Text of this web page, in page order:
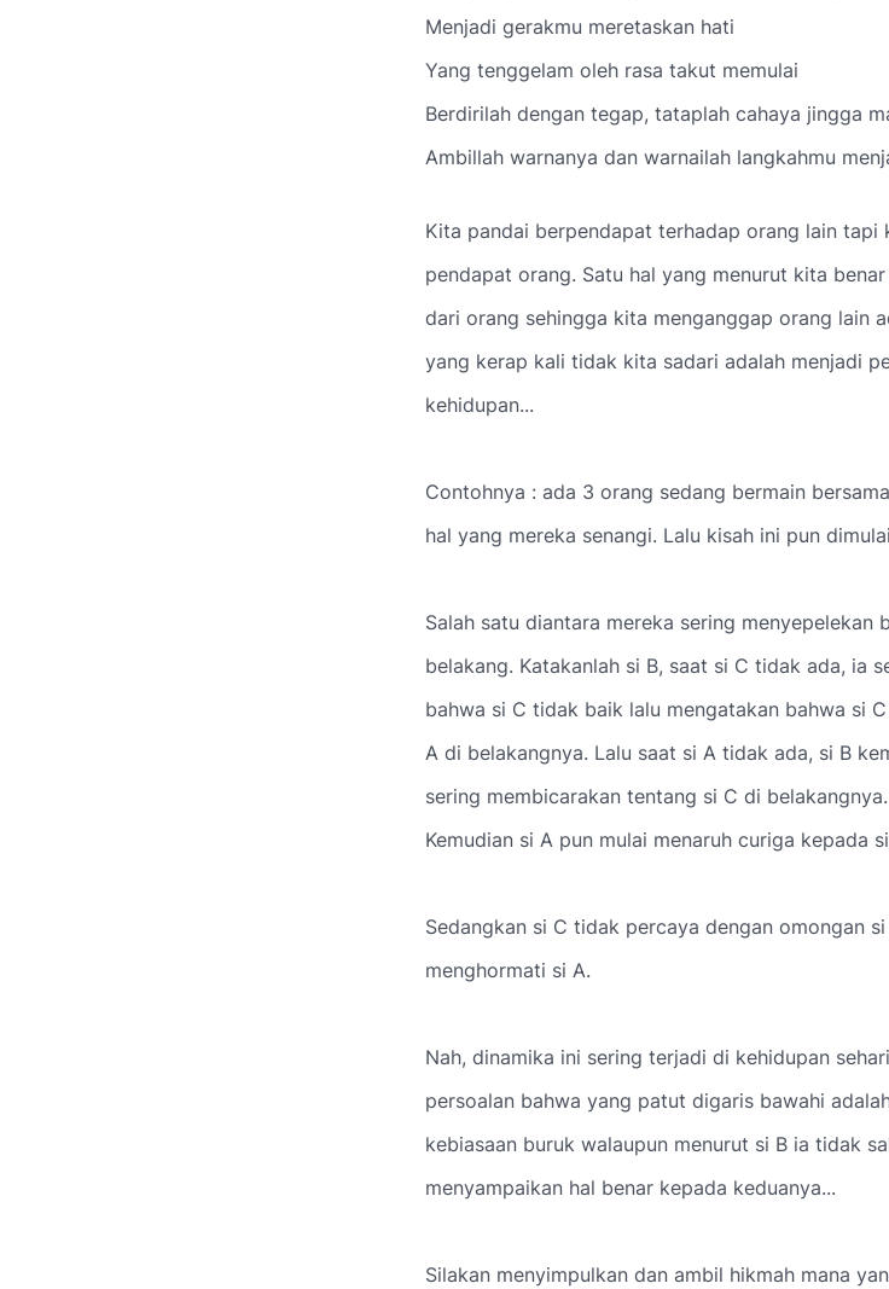
Menjadi gerakmu meretaskan hati
Yang tenggelam oleh rasa takut memulai
Berdirilah dengan tegap, tataplah cahaya jingga
Ambillah warnanya dan warnailah langkahmu
Kita pandai berpendapat terhadap orang lain tapi
pendapat orang. Satu hal yang menurut kita
dari orang sehingga kita menganggap orang lain
yang kerap kali tidak kita sadari adalah menjadi
kehidupan...
Contohnya : ada 3 orang sedang bermain
hal yang mereka senangi. Lalu kisah ini pun
Salah satu diantara mereka sering menyepelekan
belakang. Katakanlah si B, saat si C tidak ada, ia
bahwa si C tidak baik lalu mengatakan bahwa si
A di belakangnya. Lalu saat si A tidak ada, si B
sering membicarakan tentang si C di belakangnya.
Kemudian si A pun mulai menaruh curiga kepada
Sedangkan si C tidak percaya dengan omongan
menghormati si A.
Nah, dinamika ini sering terjadi di kehidupan
persoalan bahwa yang patut digaris bawahi
kebiasaan buruk walaupun menurut si B ia tidak
menyampaikan hal benar kepada keduanya...
Silakan menyimpulkan dan ambil hikmah mana